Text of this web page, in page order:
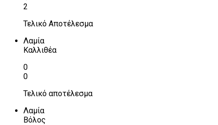
2
Τελικό Αποτέλεσμα
Λαμία
Καλλιθέα
0
0
Τελικό αποτέλεσμα
Λαμία
Βόλος